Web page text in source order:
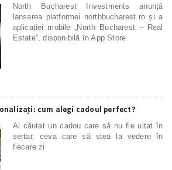
North Bucharest Investments anunță
lansarea platformei northbucharest.ro și a
aplicației mobile „North Bucharest – Real
Estate”, disponibilă în App Store
cum alegi cadoul perfect?
Ai căutat un cadou care să nu fie uitat în
sertar, ceva care să stea la vedere în
fiecare zi